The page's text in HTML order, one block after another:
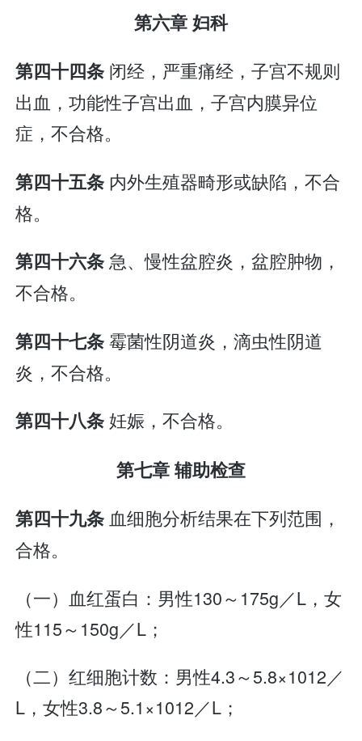
第六章 妇科
第四十四条 闭经，严重痛经，子宫不规则
出血，功能性子宫出血，子宫内膜异位
症，不合格。
第四十五条 内外生殖器畸形或缺陷，不合
格。
第四十六条急、慢性盆腔炎，盆腔肿物，
不合格。
第四十七条霉菌性阴道炎，滴虫性阴道
炎，不合格。
第四十八条妊娠，不合格。
第七章 辅助检查
第四十九条血细胞分析结果在下列范围，
合格。
（一）血红蛋白：男性130～175g／L，女
性115～150g／L；
（二）红细胞计数：男性4.3～5.8×1012／
L，女性3.8～5.1×1012／L；